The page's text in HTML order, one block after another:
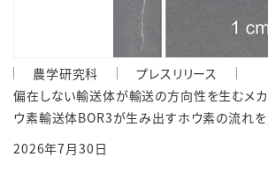
農学研究科
プレスリリース
偏在しない輸送体が輸送の方向性を生むメ
ウ素輸送体BOR3が生み出すホウ素の流れ
2026年7月30日